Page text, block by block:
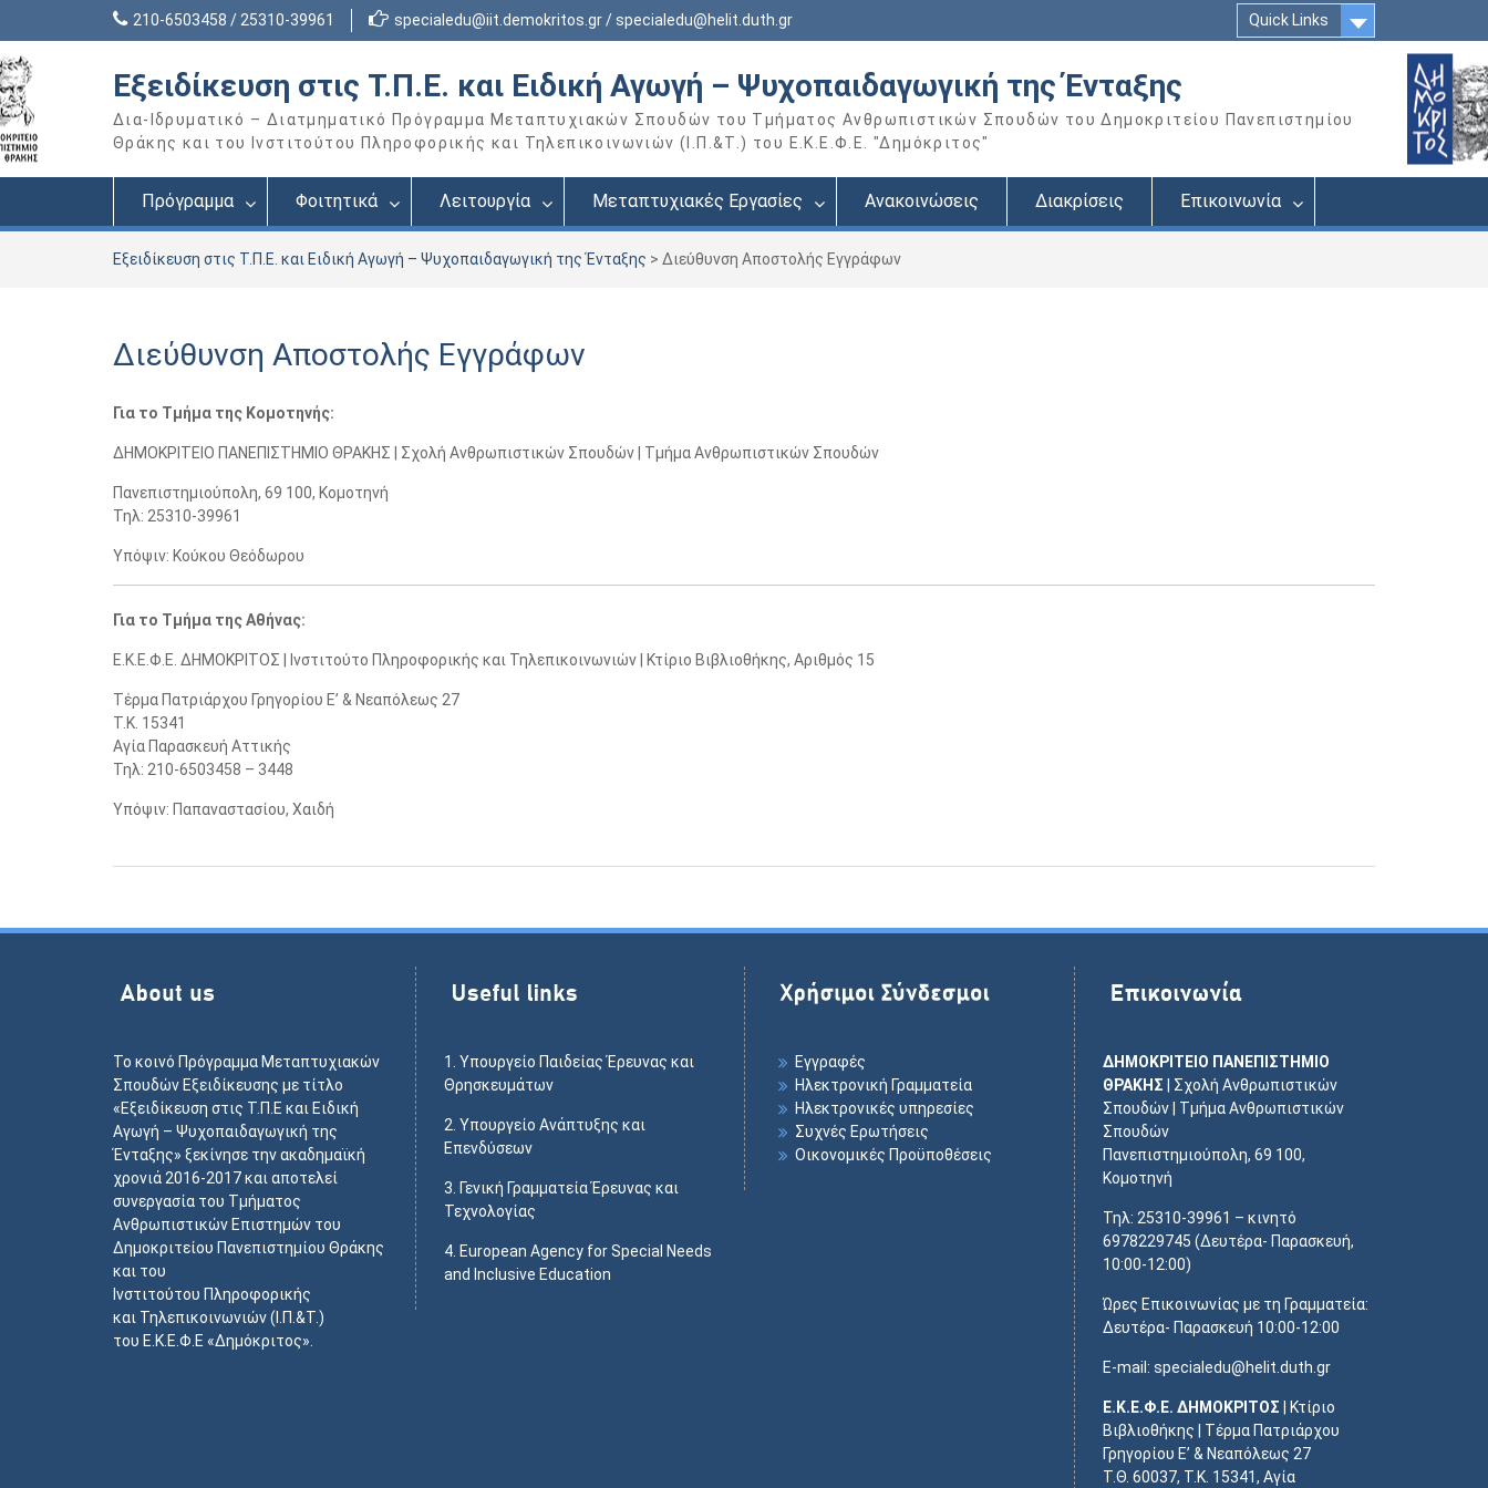
content
210-6503458 / 25310-39961 specialedu@iit.demokritos.gr / specialedu@helit.duth.gr Quick Links
Εξειδίκευση στις Τ.Π.Ε. και Ειδική Αγωγή – Ψυχοπαιδαγωγική της Ένταξης
Δια-Ιδρυματικό – Διατμηματικό Πρόγραμμα Μεταπτυχιακών Σπουδών του Τμήματος Ανθρωπιστικών Σπουδών του Δημοκριτείου Πανεπιστημίου
Θράκης και του Ινστιτούτου Πληροφορικής και Τηλεπικοινωνιών (Ι.Π.&Τ.) του Ε.Κ.Ε.Φ.Ε. "Δημόκριτος"
Πρόγραμμα Φοιτητικά Λειτουργία Μεταπτυχιακές Εργασίες Ανακοινώσεις Διακρίσεις Επικοινωνία
Εξειδίκευση στις Τ.Π.Ε. και Ειδική Αγωγή – Ψυχοπαιδαγωγική της Ένταξης > Διεύθυνση Αποστολής Εγγράφων
Διεύθυνση Αποστολής Εγγράφων
Για το Τμήμα της Κομοτηνής:
ΔΗΜΟΚΡΙΤΕΙΟ ΠΑΝΕΠΙΣΤΗΜΙΟ ΘΡΑΚΗΣ | Σχολή Ανθρωπιστικών Σπουδών | Τμήμα Ανθρωπιστικών Σπουδών
Πανεπιστημιούπολη, 69 100, Κομοτηνή
Τηλ: 25310-39961
Υπόψιν: Κούκου Θεόδωρου
Για το Τμήμα της Αθήνας:
Ε.Κ.Ε.Φ.Ε. ΔΗΜΟΚΡΙΤΟΣ | Ινστιτούτο Πληροφορικής και Τηλεπικοινωνιών | Κτίριο Βιβλιοθήκης, Αριθμός 15
Τέρμα Πατριάρχου Γρηγορίου Ε’ & Νεαπόλεως 27
Τ.Κ. 15341
Αγία Παρασκευή Αττικής
Τηλ: 210-6503458 – 3448
Υπόψιν: Παπαναστασίου, Χαιδή
Το κοινό Πρόγραμμα Μεταπτυχιακών
Σπουδών Εξειδίκευσης με τίτλο
«Εξειδίκευση στις Τ.Π.Ε και Ειδική
Αγωγή – Ψυχοπαιδαγωγική της
Ένταξης» ξεκίνησε την ακαδημαϊκή
χρονιά 2016-2017 και αποτελεί
συνεργασία του Τμήματος
Ανθρωπιστικών Επιστημών του
Δημοκριτείου Πανεπιστημίου Θράκης
και του
Ινστιτούτου Πληροφορικής
και Τηλεπικοινωνιών (Ι.Π.&Τ.)
του Ε.Κ.Ε.Φ.Ε «Δημόκριτος».
1. Υπουργείο Παιδείας Έρευνας και
Θρησκευμάτων
2. Υπουργείο Ανάπτυξης και
Επενδύσεων
3. Γενική Γραμματεία Έρευνας και
Τεχνολογίας
4. European Agency for Special Needs
and Inclusive Education
Εγγραφές
Ηλεκτρονική Γραμματεία
Ηλεκτρονικές υπηρεσίες
Συχνές Ερωτήσεις
Οικονομικές Προϋποθέσεις
ΔΗΜΟΚΡΙΤΕΙΟ ΠΑΝΕΠΙΣΤΗΜΙΟ
ΘΡΑΚΗΣ | Σχολή Ανθρωπιστικών
Σπουδών | Τμήμα Ανθρωπιστικών
Σπουδών
Πανεπιστημιούπολη, 69 100,
Κομοτηνή
Τηλ: 25310-39961 – κινητό
6978229745 (Δευτέρα- Παρασκευή,
10:00-12:00)
Ώρες Επικοινωνίας με τη Γραμματεία:
Δευτέρα- Παρασκευή 10:00-12:00
E-mail: specialedu@helit.duth.gr
Ε.Κ.Ε.Φ.Ε. ΔΗΜΟΚΡΙΤΟΣ | Κτίριο
Βιβλιοθήκης | Τέρμα Πατριάρχου
Γρηγορίου Ε’ & Νεαπόλεως 27
Τ.Θ. 60037, Τ.Κ. 15341, Αγία